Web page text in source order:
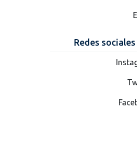
Redes sociales